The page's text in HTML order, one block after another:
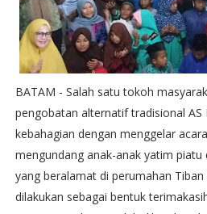
BATAM - Salah satu tokoh
pengobatan alternatif tradisional AS
kebahagian dengan menggelar
mengundang anak-anak yatim piatu
yang beralamat di perumahan
dilakukan sebagai bentuk